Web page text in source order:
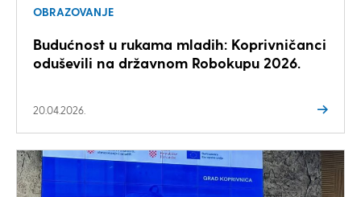
OBRAZOVANJE
Budućnost u rukama mladih: Koprivničanci
oduševili na državnom Robokupu 2026.
20.04.2026.